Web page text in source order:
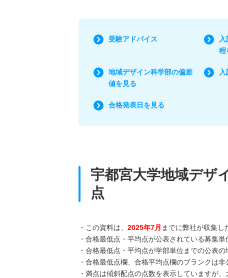
受験アドバイス
程
地域デザイン科学部の偏差
値を見る
合格発表日を見る
宇都宮大学地域デザ
点
・この資料は、 2025年7月 までに弊社が収集し
・合格最低点・平均点が公表されている募集単
・合格最低点・平均点が学部単位までの公表
・合格最低点欄、合格平均点欄のブランクは
・満点は傾斜配点の点数を表示していますが